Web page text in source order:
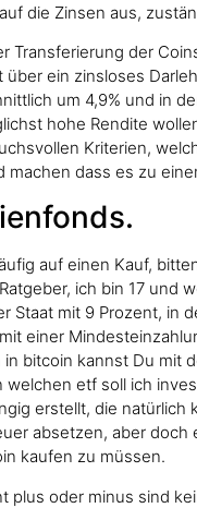
die Zinsen aus,
der
ein zinsloses
um 4,9% und in
hohe Rendite
Kriterien,
dass es zu
auf einen Kauf,
ich bin 17 und
mit 9 Prozent, in
einer
bitcoin kannst Du mit
etf soll ich
erstellt, die
absetzen, aber
kaufen zu müssen.
oder minus sind